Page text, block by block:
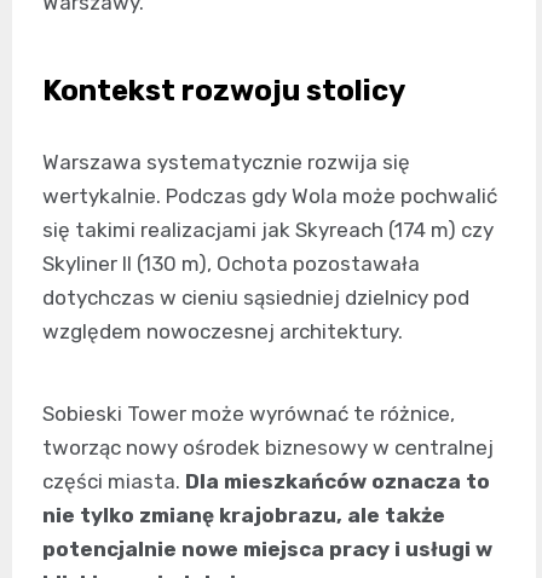
Kontekst rozwoju stolicy
Warszawa systematycznie rozwija się
wertykalnie. Podczas gdy Wola może pochwalić
się takimi realizacjami jak Skyreach (174 m) czy
Skyliner II (130 m), Ochota pozostawała
dotychczas w cieniu sąsiedniej dzielnicy pod
względem nowoczesnej architektury.
Sobieski Tower może wyrównać te różnice,
tworząc nowy ośrodek biznesowy w centralnej
części miasta. Dla mieszkańców oznacza to
nie tylko zmianę krajobrazu, ale także
potencjalnie nowe miejsca pracy i usługi w